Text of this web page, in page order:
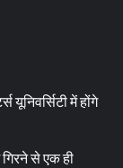
यूनिवर्सिटी में होंगे
गिरने से एक ही